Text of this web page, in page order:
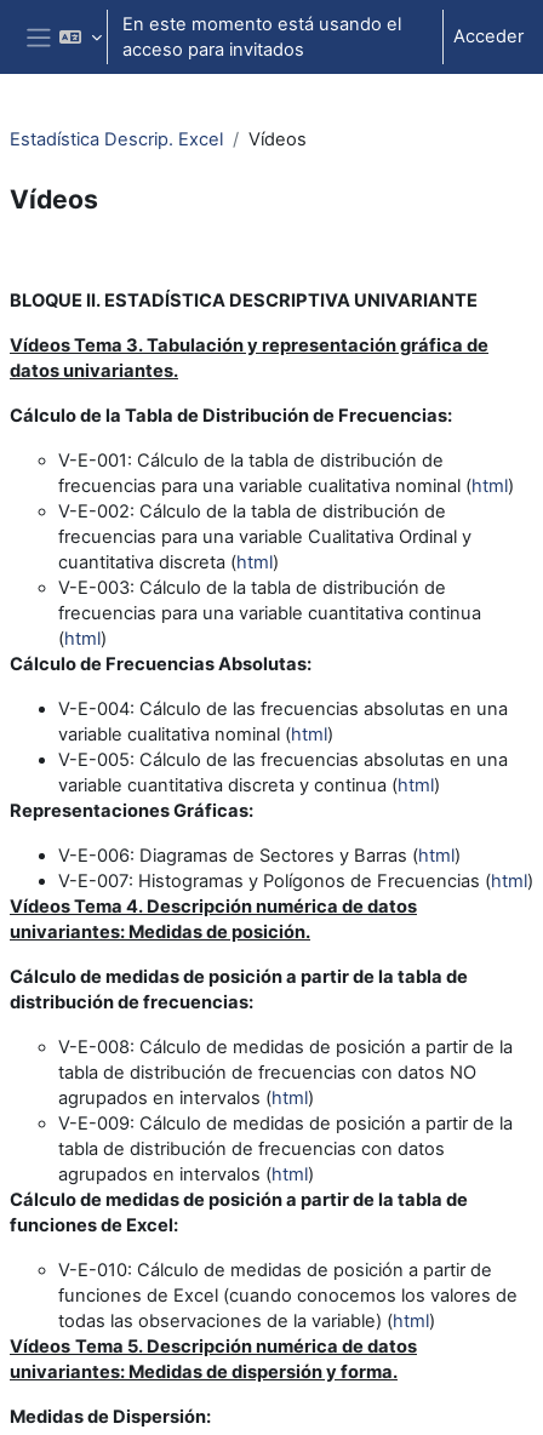
Salta al contenido principal
Panel lateral
En este momento está usando el
acceso para invitados
Acceder
Estadística Descrip. Excel Vídeos
Vídeos
BLOQUE II. ESTADÍSTICA DESCRIPTIVA UNIVARIANTE
Vídeos Tema 3. Tabulación y representación gráfica de
datos univariantes.
Cálculo de la Tabla de Distribución de Frecuencias:
V-E-001: Cálculo de la tabla de distribución de
frecuencias para una variable cualitativa nominal (html)
V-E-002: Cálculo de la tabla de distribución de
frecuencias para una variable Cualitativa Ordinal y
cuantitativa discreta (html)
V-E-003: Cálculo de la tabla de distribución de
frecuencias para una variable cuantitativa continua
(html)
Cálculo de Frecuencias Absolutas:
V-E-004: Cálculo de las frecuencias absolutas en una
variable cualitativa nominal (html)
V-E-005: Cálculo de las frecuencias absolutas en una
variable cuantitativa discreta y continua (html)
Representaciones Gráficas:
V-E-006: Diagramas de Sectores y Barras (html)
V-E-007: Histogramas y Polígonos de Frecuencias (html)
Vídeos Tema 4. Descripción numérica de datos
univariantes: Medidas de posición.
Cálculo de medidas de posición a partir de la tabla de
distribución de frecuencias:
V-E-008: Cálculo de medidas de posición a partir de la
tabla de distribución de frecuencias con datos NO
agrupados en intervalos (html)
V-E-009: Cálculo de medidas de posición a partir de la
tabla de distribución de frecuencias con datos
agrupados en intervalos (html)
Cálculo de medidas de posición a partir de la tabla de
funciones de Excel:
V-E-010: Cálculo de medidas de posición a partir de
funciones de Excel (cuando conocemos los valores de
todas las observaciones de la variable) (html)
Vídeos Tema 5. Descripción numérica de datos
univariantes: Medidas de dispersión y forma.
Medidas de Dispersión: